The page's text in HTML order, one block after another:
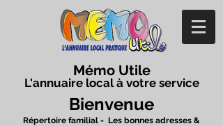
Mémo Utile
L'annuaire local à votre service
Bienvenue
Répertoire familial - Les bonnes adresses &